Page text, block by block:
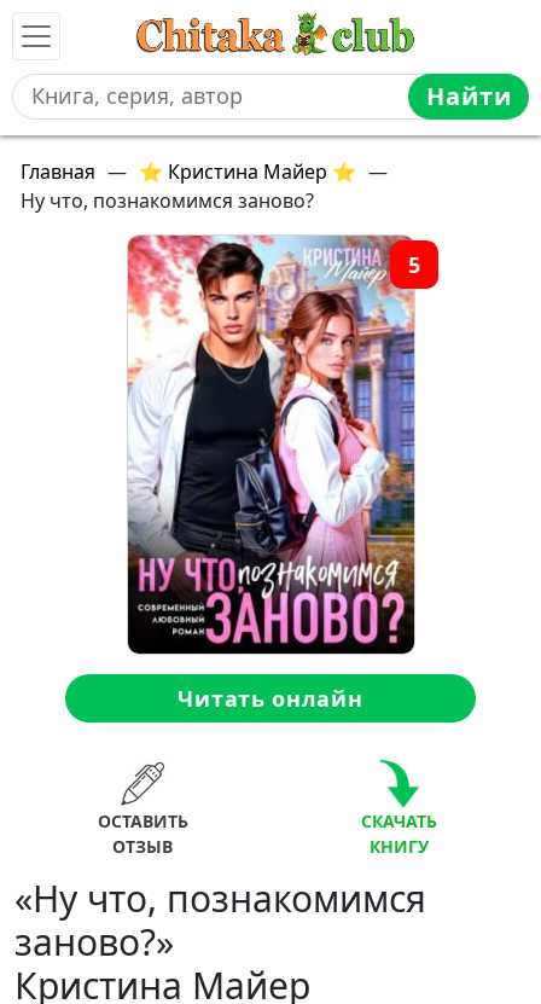
Найти
Главная — ⭐ Кристина Майер ⭐ —
Ну что, познакомимся заново?
5
Читать онлайн
ОСТАВИТЬ
ОТЗЫВ
СКАЧАТЬ
КНИГУ
«Ну что, познакомимся
заново?»
Кристина Майер